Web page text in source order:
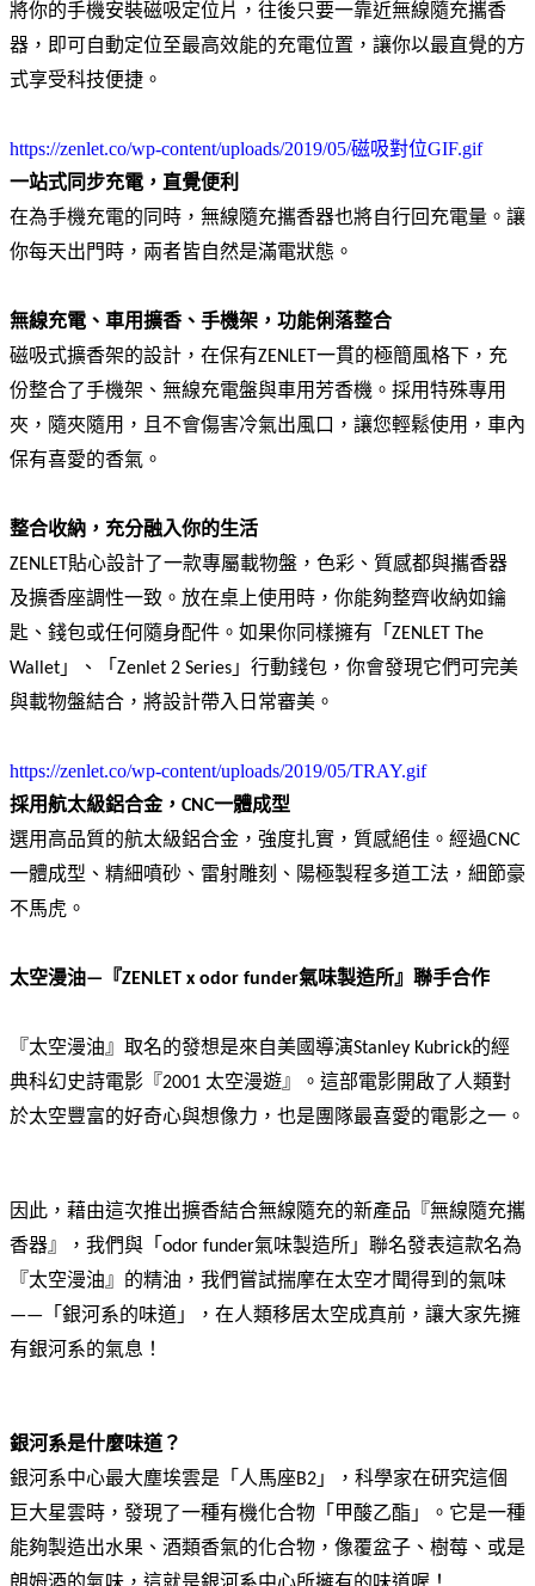
將你的手機安裝磁吸定位片，往後只要一靠近無線隨充攜香
器，即可自動定位至最高效能的充電位置，讓你以最直覺的方
式享受科技便捷。
https://zenlet.co/wp-content/uploads/2019/05/磁吸對位GIF.gif
一站式同步充電，直覺便利
在為手機充電的同時，無線隨充攜香器也將自行回充電量。讓
你每天出門時，兩者皆自然是滿電狀態。
無線充電、車用擴香、手機架，功能俐落整合
磁吸式擴香架的設計，在保有ZENLET一貫的極簡風格下，充
份整合了手機架、無線充電盤與車用芳香機。採用特殊專用
夾，隨夾隨用，且不會傷害冷氣出風口，讓您輕鬆使用，車內
保有喜愛的香氣。
整合收納，充分融入你的生活
ZENLET貼心設計了一款專屬載物盤，色彩、質感都與攜香器
及擴香座調性一致。放在桌上使用時，你能夠整齊收納如鑰
匙、錢包或任何隨身配件。如果你同樣擁有「ZENLET The
Wallet」、「Zenlet 2 Series」行動錢包，你會發現它們可完美
與載物盤結合，將設計帶入日常審美。
https://zenlet.co/wp-content/uploads/2019/05/TRAY.gif
採用航太級鋁合金，CNC一體成型
選用高品質的航太級鋁合金，強度扎實，質感絕佳。經過CNC
一體成型、精細噴砂、雷射雕刻、陽極製程多道工法，細節豪
不馬虎。
太空漫油—『ZENLET x odor funder氣味製造所』聯手合作
『太空漫油』取名的發想是來自美國導演Stanley Kubrick的經
典科幻史詩電影『2001 太空漫遊』。這部電影開啟了人類對
於太空豐富的好奇心與想像力，也是團隊最喜愛的電影之一。
因此，藉由這次推出擴香結合無線隨充的新產品『無線隨充攜
香器』，我們與「odor funder氣味製造所」聯名發表這款名為
『太空漫油』的精油，我們嘗試揣摩在太空才聞得到的氣味
——「銀河系的味道」，在人類移居太空成真前，讓大家先擁
有銀河系的氣息！
銀河系是什麼味道？
銀河系中心最大塵埃雲是「人馬座B2」，科學家在研究這個
巨大星雲時，發現了一種有機化合物「甲酸乙酯」。它是一種
能夠製造出水果、酒類香氣的化合物，像覆盆子、樹莓、或是